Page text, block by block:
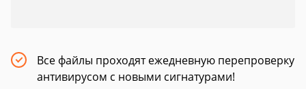
Все файлы проходят ежедневную перепроверку
антивирусом с новыми сигнатурами!